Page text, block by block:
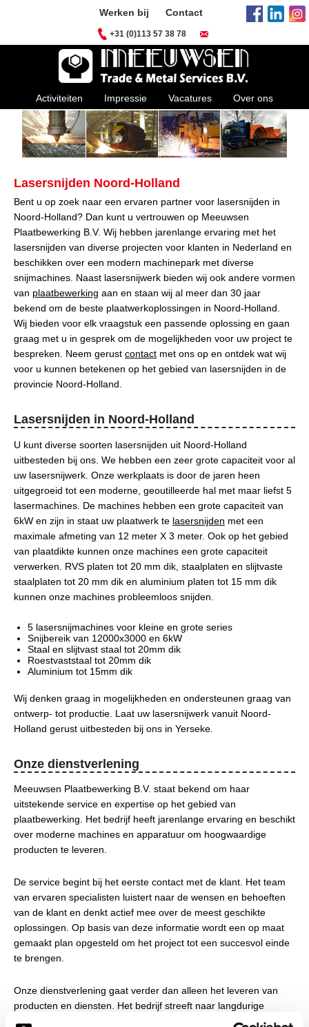
Werken bij Contact
+31 (0)113 57 38 78
Activiteiten Impressie Vacatures Over ons
Lasersnijden Noord-Holland
Bent u op zoek naar een ervaren partner voor lasersnijden in
Noord-Holland? Dan kunt u vertrouwen op Meeuwsen
Plaatbewerking B.V. Wij hebben jarenlange ervaring met het
lasersnijden van diverse projecten voor klanten in Nederland en
beschikken over een modern machinepark met diverse
snijmachines. Naast lasersnijwerk bieden wij ook andere vormen
van plaatbewerking aan en staan wij al meer dan 30 jaar
bekend om de beste plaatwerkoplossingen in Noord-Holland.
Wij bieden voor elk vraagstuk een passende oplossing en gaan
graag met u in gesprek om de mogelijkheden voor uw project te
bespreken. Neem gerust contact met ons op en ontdek wat wij
voor u kunnen betekenen op het gebied van lasersnijden in de
provincie Noord-Holland.
Lasersnijden in Noord-Holland
U kunt diverse soorten lasersnijden uit Noord-Holland
uitbesteden bij ons. We hebben een zeer grote capaciteit voor al
uw lasersnijwerk. Onze werkplaats is door de jaren heen
uitgegroeid tot een moderne, geoutilleerde hal met maar liefst 5
lasermachines. De machines hebben een grote capaciteit van
6kW en zijn in staat uw plaatwerk te lasersnijden met een
maximale afmeting van 12 meter X 3 meter. Ook op het gebied
van plaatdikte kunnen onze machines een grote capaciteit
verwerken. RVS platen tot 20 mm dik, staalplaten en slijtvaste
staalplaten tot 20 mm dik en aluminium platen tot 15 mm dik
kunnen onze machines probleemloos snijden.
5 lasersnijmachines voor kleine en grote series
Snijbereik van 12000x3000 en 6kW
Staal en slijtvast staal tot 20mm dik
Roestvaststaal tot 20mm dik
Aluminium tot 15mm dik
Wij denken graag in mogelijkheden en ondersteunen graag van
ontwerp- tot productie. Laat uw lasersnijwerk vanuit Noord-
Holland gerust uitbesteden bij ons in Yerseke.
Onze dienstverlening
Meeuwsen Plaatbewerking B.V. staat bekend om haar
uitstekende service en expertise op het gebied van
plaatbewerking. Het bedrijf heeft jarenlange ervaring en beschikt
over moderne machines en apparatuur om hoogwaardige
producten te leveren.
De service begint bij het eerste contact met de klant. Het team
van ervaren specialisten luistert naar de wensen en behoeften
van de klant en denkt actief mee over de meest geschikte
oplossingen. Op basis van deze informatie wordt een op maat
gemaakt plan opgesteld om het project tot een succesvol einde
te brengen.
Onze dienstverlening gaat verder dan alleen het leveren van
producten en diensten. Het bedrijf streeft naar langdurige
samenwerkingen en investeert in het opbouwen van een goede